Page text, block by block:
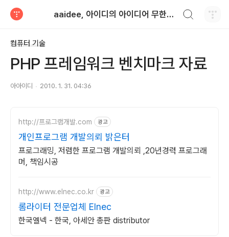
aaidee, 아이디의 아이디어 무한도전
컴퓨터 기술
PHP 프레임워크 벤치마크 자료
아아이디 2010. 1. 31. 04:36
http://프로그램개발.com 광고
개인프로그램 개발의뢰 밝은터
프로그래밍, 저렴한 프로그램 개발의뢰 ,20년경력 프로그래
머, 책임시공
http://www.elnec.co.kr 광고
롬라이터 전문업체 Elnec
한국엘넥 - 한국, 아세안 총판 distributor